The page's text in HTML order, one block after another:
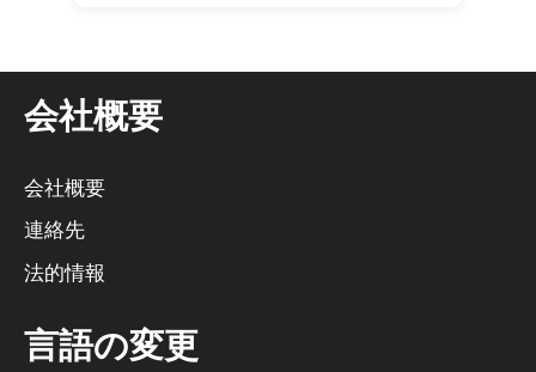
会社概要
会社概要
連絡先
法的情報
言語の変更